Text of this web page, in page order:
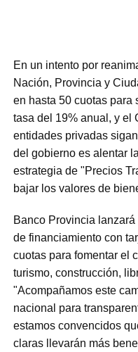
En un intento por
Nación, Provincia y
en hasta 50 cuotas para
tasa del 19% anual, y el
entidades privadas
del gobierno es alentar
estrategia de "Precios
bajar los valores de
Banco Provincia
de financiamiento con
cuotas para fomentar el
turismo, construcción,
"Acompañamos este
nacional para
estamos convencidos
claras llevarán más